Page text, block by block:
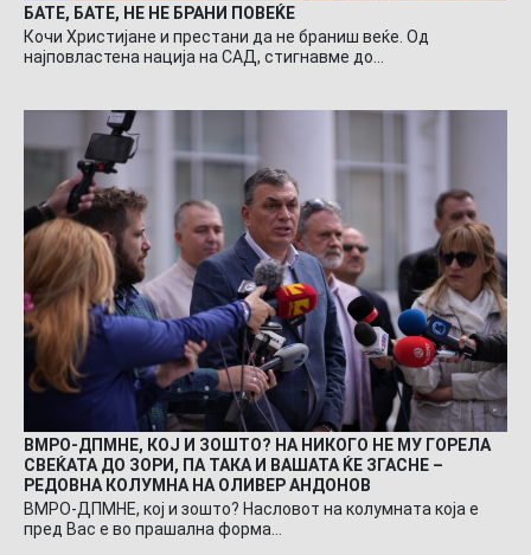
БАТЕ, БАТЕ, НЕ НЕ БРАНИ ПОВЕЌЕ
Кочи Христијане и престани да не браниш веќе. Од
најповластена нација на САД, стигнавме до…
ВМРО-ДПМНЕ, КОЈ И ЗОШТО? НА НИКОГО НЕ МУ ГОРЕЛА
СВЕЌАТА ДО ЗОРИ, ПА ТАКА И ВАШАТА ЌЕ ЗГАСНЕ –
РЕДОВНА КОЛУМНА НА ОЛИВЕР АНДОНОВ
ВМРО-ДПМНЕ, кој и зошто? Насловот на колумната која е
пред Вас е во прашална форма…